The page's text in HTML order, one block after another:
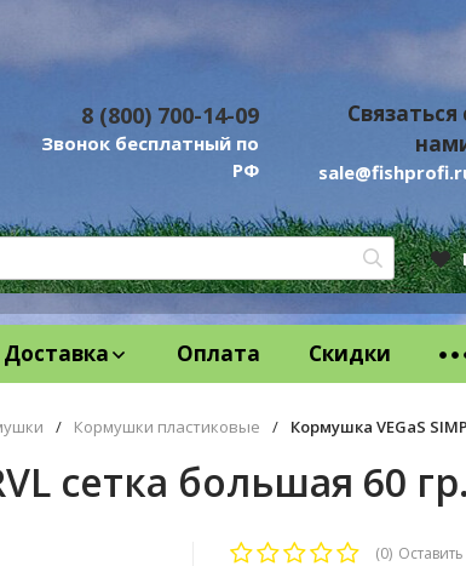
8 (800) 700-14-09
Звонок бесплатный по
РФ
Связаться
Доставка Оплата Скидки
/ Кормушки пластиковые / Кормушка VEGaS
сетка большая 60 гр.
(0)